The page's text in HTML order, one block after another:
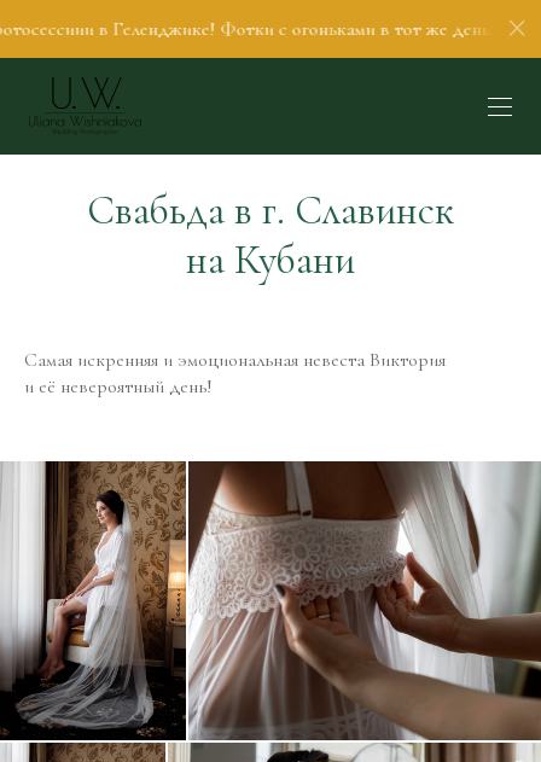
Геленджике! Фотки с огоньками в тот же день. Гуляем, пьём
Свабьда в г. Славинск
на Кубани
Самая искренняя и эмоциональная невеста Виктория
и её невероятный день!